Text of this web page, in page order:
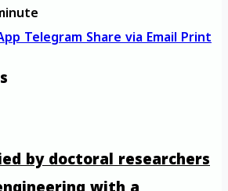
TelegramShare via EmailPrint
by doctoral researchers